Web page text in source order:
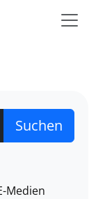
Sie suchen wollen.
Medien